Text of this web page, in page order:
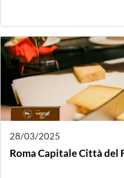
31/03/2025
Varese, Forse è
Degustazione didattica
assaggiatori e maestri